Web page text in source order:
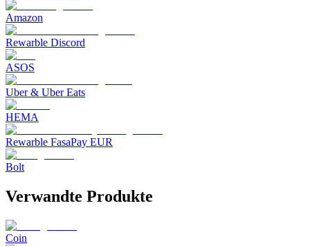
Amazon
Rewarble Discord
ASOS
Uber & Uber Eats
HEMA
Rewarble FasaPay EUR
Bolt
Verwandte Produkte
Coin